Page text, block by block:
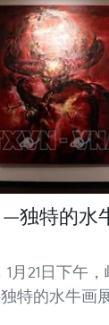
—独特的水
1月21日下午
特的水牛画展